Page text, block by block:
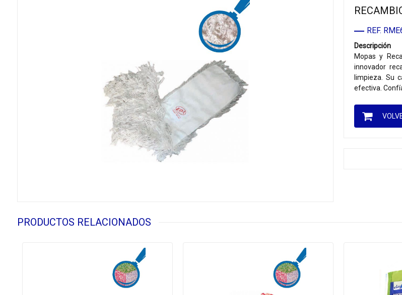
REF.
Descripción
Mopas y
innovador
limpieza. Su
efectiva.
PRODUCTOS RELACIONADOS